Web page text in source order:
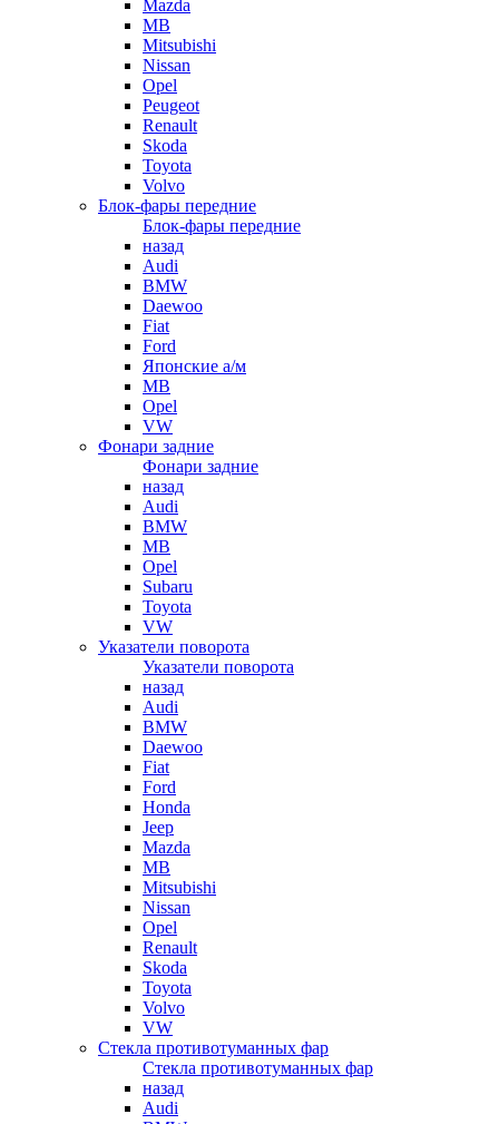
Mazda
MB
Mitsubishi
Nissan
Opel
Peugeot
Renault
Skoda
Toyota
Volvo
Блок-фары передние
Блок-фары передние
назад
Audi
BMW
Daewoo
Fiat
Ford
Японские а/м
MB
Opel
VW
Фонари задние
Фонари задние
назад
Audi
BMW
MB
Opel
Subaru
Toyota
VW
Указатели поворота
Указатели поворота
назад
Audi
BMW
Daewoo
Fiat
Ford
Honda
Jeep
Mazda
MB
Mitsubishi
Nissan
Opel
Renault
Skoda
Toyota
Volvo
VW
Стекла противотуманных фар
Стекла противотуманных фар
назад
Audi